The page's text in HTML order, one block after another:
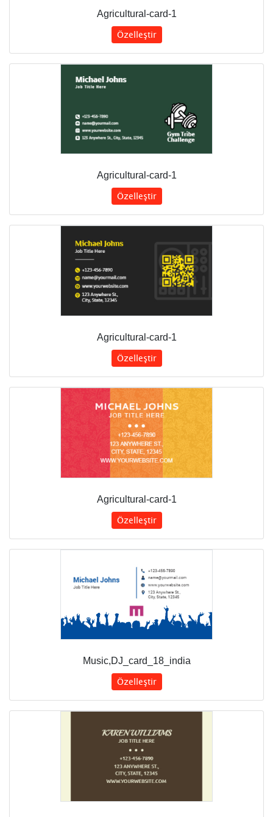
Agricultural-card-1
Özelleştir
Agricultural-card-1
Özelleştir
Agricultural-card-1
Özelleştir
Agricultural-card-1
Özelleştir
Music,DJ_card_18_india
Özelleştir